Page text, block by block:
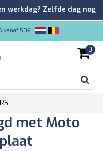
vanaf 50€
Veilig betalen
via Kiyoh!
0
met Moto
werkdag? Zelfde dag nog